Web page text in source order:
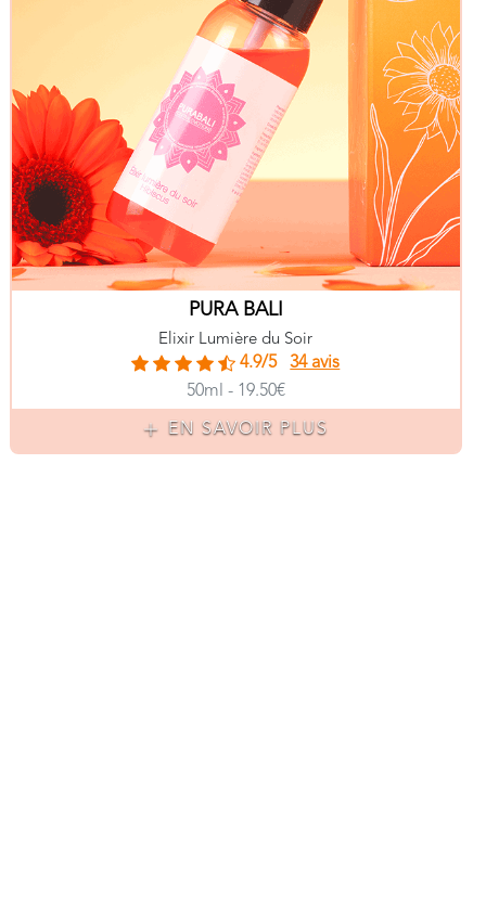
PURA BALI
Elixir Lumière du Soir
4.9/5
34 avis
50ml - 19.50€
EN SAVOIR PLUS